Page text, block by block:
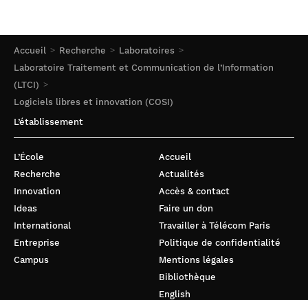
Accueil Recherche
Laboratoires
Laboratoire Traitement et Communication de l’Information
(LTCI)
Logiciels libres et innovation (COSI)
L’établissement
L’École
Recherche
Innovation
Ideas
International
Entreprise
Campus
Accueil
Actualités
Accès & contact
Faire un don
Travailler à Télécom Paris
Politique de confidentialité
Mentions légales
Bibliothèque
English